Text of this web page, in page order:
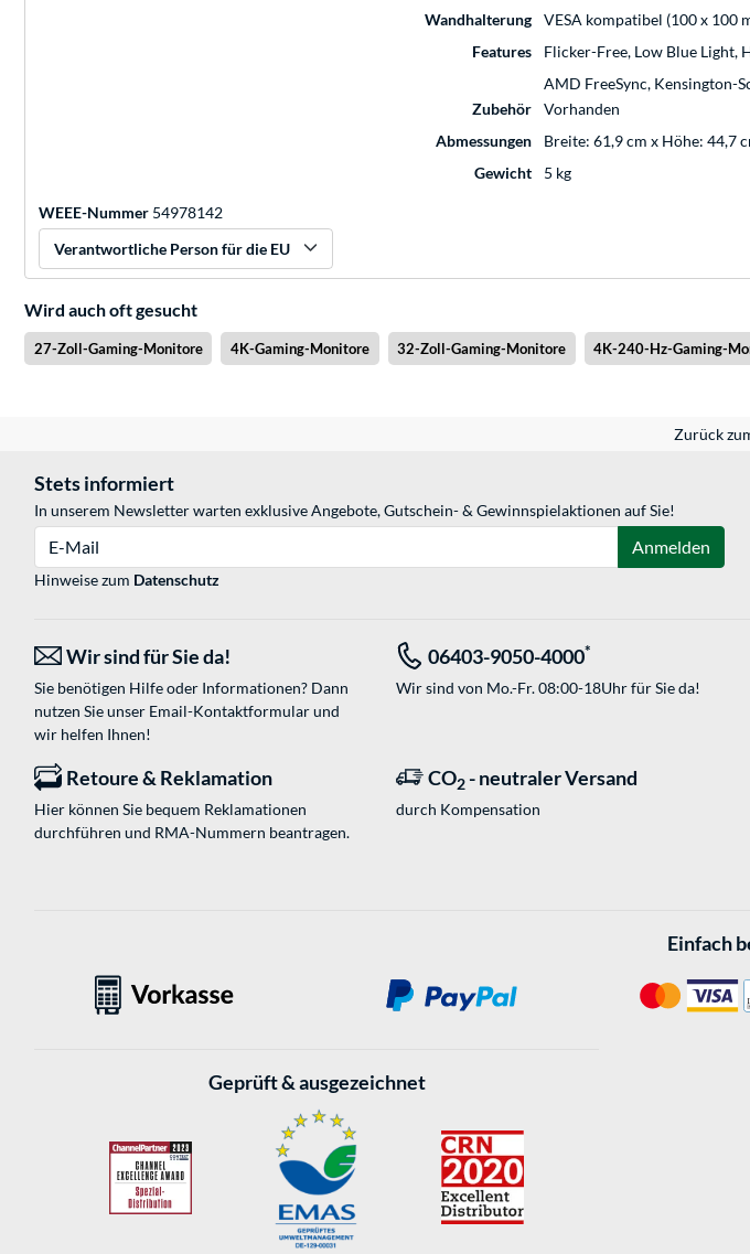
Wandhalterung
VESA kompatibel (100 x 100
Features
Flicker-Free, Low Blue Light,
AMD FreeSync, Kensington-
Zubehör
Vorhanden
Abmessungen
Breite: 61,9 cm x Höhe: 44,7
Gewicht
5 kg
WEEE-Nummer 54978142
Verantwortliche Person für die EU
Wird auch oft gesucht
27-Zoll-Gaming-Monitore 4K-Gaming-Monitore 32-Zoll-Gaming-Monitore 4K-240-Hz-Gaming-
Zurück
Stets informiert
In unserem Newsletter warten exklusive Angebote, Gutschein- & Gewinnspielaktionen auf Sie!
Anmelden
Hinweise zum Datenschutz
Wir sind für Sie da!
Sie benötigen Hilfe oder Informationen? Dann
nutzen Sie unser Email-Kontaktformularund
wir helfen Ihnen!
06403-9050-4000*
Wir sind von Mo.-Fr. 08:00-18Uhr für Sie da!
Retoure & Reklamation
Hier können Sie bequem Reklamationen
durchführen und RMA-Nummern beantragen.
CO2 - neutraler Versand
durch Kompensation
Einfach
Geprüft & ausgezeichnet